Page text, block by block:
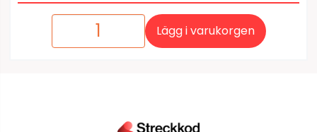
Lägg i varukorgen